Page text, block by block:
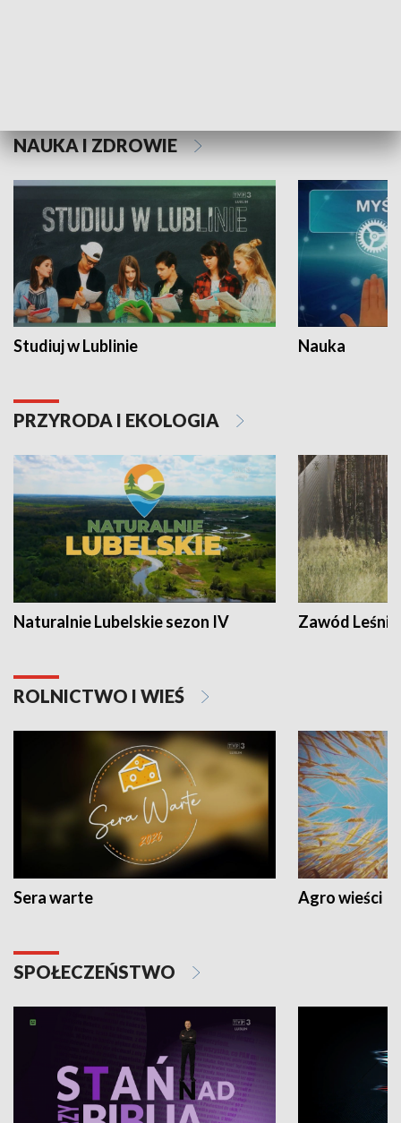
NAUKA I ZDROWIE
Studiuj w Lublinie Nauka
PRZYRODA I EKOLOGIA
Naturalnie Lubelskie sezon IV Zawód Leśnik
ROLNICTWO I WIEŚ
Sera warte Agro wieści
SPOŁECZEŃSTWO